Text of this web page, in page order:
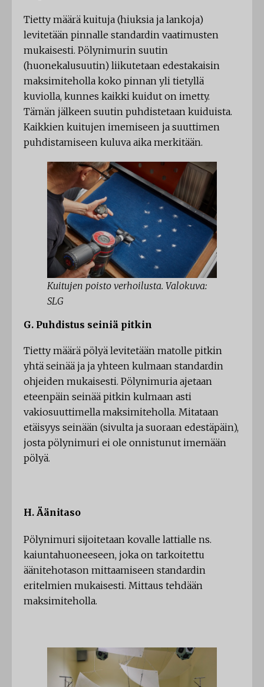
Tietty määrä kuituja (hiuksia ja lankoja)
levitetään pinnalle standardin vaatimusten
mukaisesti. Pölynimurin suutin
(huonekalusuutin) liikutetaan edestakaisin
maksimiteholla koko pinnan yli tietyllä
kuviolla, kunnes kaikki kuidut on imetty.
Tämän jälkeen suutin puhdistetaan kuiduista.
Kaikkien kuitujen imemiseen ja suuttimen
puhdistamiseen kuluva aika merkitään.
Kuitujen poisto verhoilusta. Valokuva:
SLG
G. Puhdistus seiniä pitkin
Tietty määrä pölyä levitetään matolle pitkin
yhtä seinää ja ja yhteen kulmaan standardin
ohjeiden mukaisesti. Pölynimuria ajetaan
eteenpäin seinää pitkin kulmaan asti
vakiosuuttimella maksimiteholla. Mitataan
etäisyys seinään (sivulta ja suoraan edestäpäin),
josta pölynimuri ei ole onnistunut imemään
pölyä.
H. Äänitaso
Pölynimuri sijoitetaan kovalle lattialle ns.
kaiuntahuoneeseen, joka on tarkoitettu
äänitehotason mittaamiseen standardin
eritelmien mukaisesti. Mittaus tehdään
maksimiteholla.